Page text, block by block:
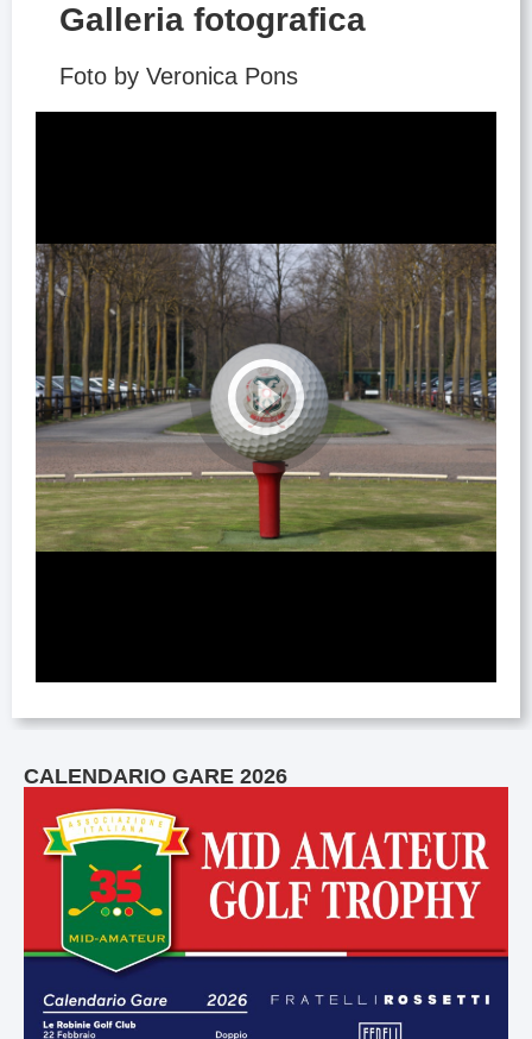
Galleria fotografica
Foto by Veronica Pons
CALENDARIO GARE 2026